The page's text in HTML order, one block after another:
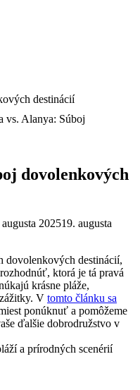
vs. Alanya: Súboj
dovolenkových
augusta 202519. augusta
dovolenkových destinácií,
ktorá je tá pravá
krásne pláže,
V tomto článku sa
ponúknuť a pomôžeme
ďalšie dobrodružstvo v